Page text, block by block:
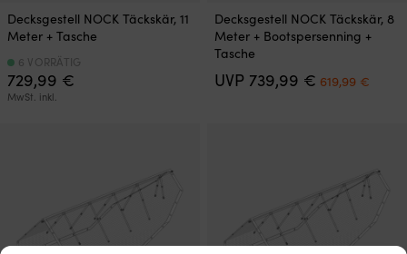
Decksgestell NOCK Täckskär, 11
Meter + Tasche
729,99 €
MwSt. inkl.
6 VORRÄTIG
Dieses
Produkt
weist
mehrere
Varianten
gewählt
werden
Decksgestell NOCK Täckskär, 8
Meter + Bootspersenning +
Tasche
UVP 739,99 €
Preis
619,99 €